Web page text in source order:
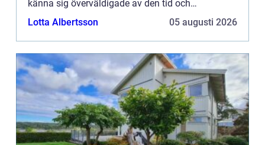
känna sig överväldigade av den tid och
kompetens som krävs för ...
Lotta Albertsson 05 augusti 2026